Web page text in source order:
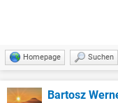
Homepage Suchen
Bartosz